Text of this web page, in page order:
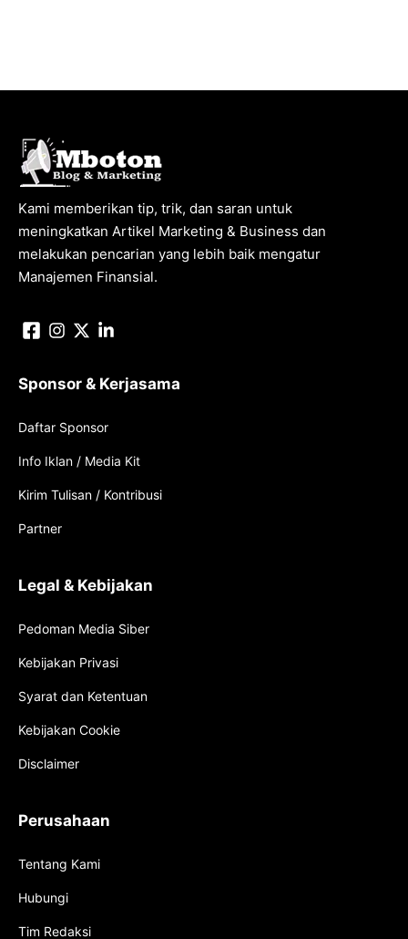
Kami memberikan tip, trik, dan saran untuk
meningkatkan Artikel Marketing & Business dan
melakukan pencarian yang lebih baik mengatur
Manajemen Finansial.
Sponsor & Kerjasama
Daftar Sponsor
Info Iklan / Media Kit
Kirim Tulisan / Kontribusi
Partner
Legal & Kebijakan
Pedoman Media Siber
Kebijakan Privasi
Syarat dan Ketentuan
Kebijakan Cookie
Disclaimer
Perusahaan
Tentang Kami
Hubungi
Tim Redaksi